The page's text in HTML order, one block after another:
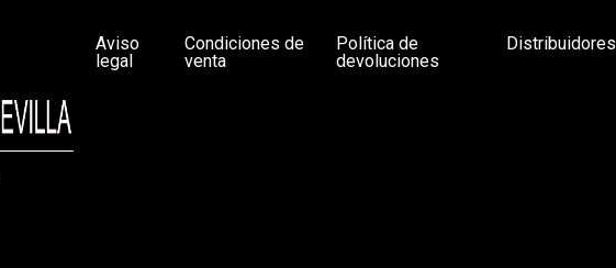
Aviso
legal
Condiciones de
venta
Política de
devoluciones
Distribuidores